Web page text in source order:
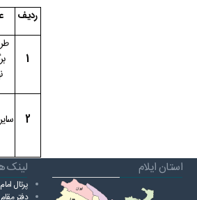
رديف
1
2
استان ایلام لینک
پرتال
دفتر